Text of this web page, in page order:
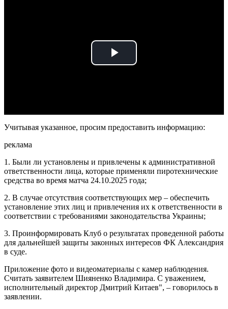
Play
Учитывая указанное, просим предоставить информацию:
реклама
1. Были ли установлены и привлечены к административной
ответственности лица, которые применяли пиротехнические
средства во время матча 24.10.2025 года;
2. В случае отсутствия соответствующих мер – обеспечить
установление этих лиц и привлечения их к ответственности в
соответствии с требованиями законодательства Украины;
3. Проинформировать Клуб о результатах проведенной работы
для дальнейшей защиты законных интересов ФК Александрия
в суде.
Приложение фото и видеоматериалы с камер наблюдения.
Считать заявителем Шияненко Владимира. С уважением,
исполнительный директор Дмитрий Китаев", – говорилось в
заявлении.